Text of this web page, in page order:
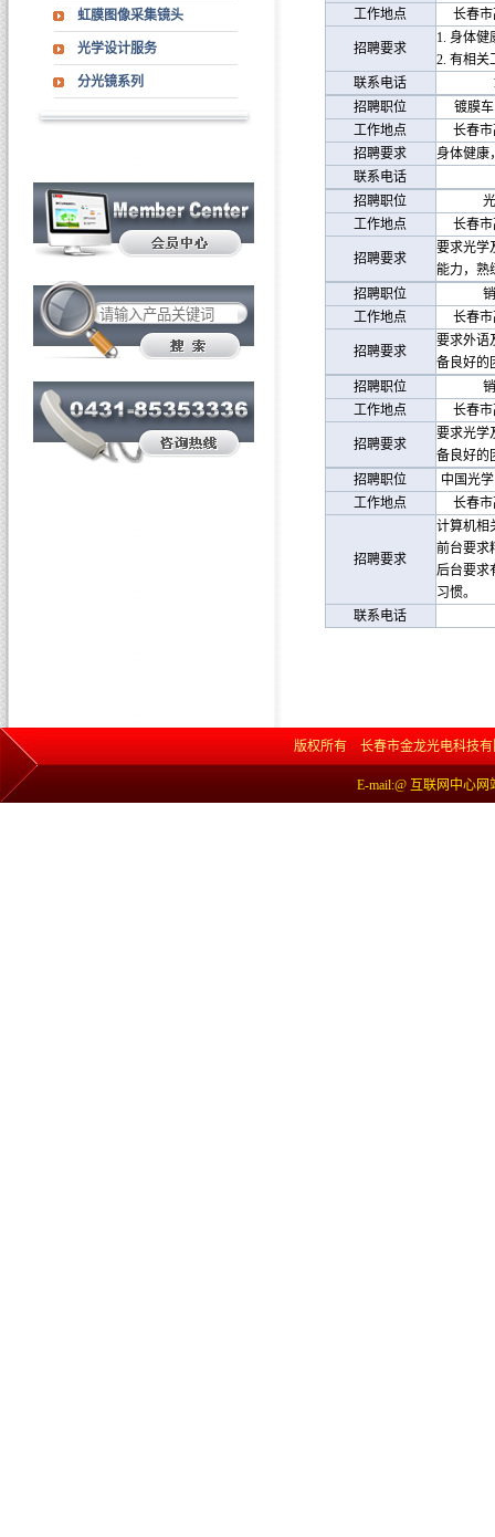
虹膜图像采集镜头
光学设计服务
分光镜系列
工作地点
长春
招聘要求
1. 身体健
2. 有相关
联系电话
招聘职位
镀膜
工作地点
长春
招聘要求
身体健康
联系电话
招聘职位
工作地点
长春
招聘要求
要求光学
能力，熟
招聘职位
工作地点
长春
招聘要求
要求外语
备良好的
招聘职位
工作地点
长春
招聘要求
要求光学
备良好的
招聘职位
中国光
工作地点
长春
招聘要求
计算机相
前台要求
后台要求
习惯。
联系电话
版权所有 长春市金龙光电科技有
E-mail:@ 互联网中心